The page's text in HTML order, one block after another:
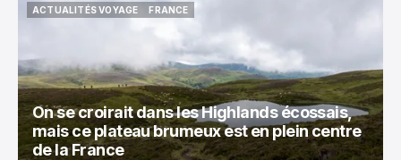
ACTUALITÉS VOYAGE
FRANCE
On se croirait dans les Highlands écossais,
mais ce plateau brumeux est en plein centre
de la France